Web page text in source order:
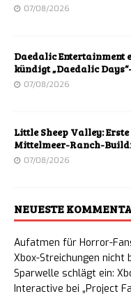
07/08/2026
Daedalic
kündigt „Daedalic
07/08/2026
Little Sheep Valley:
Mittelmeer-Ranch-
07/08/2026
NEUESTE
Aufatmen für Horror-
Xbox-Streichungen nicht
Sparwelle schlägt ein:
Interactive bei „Project